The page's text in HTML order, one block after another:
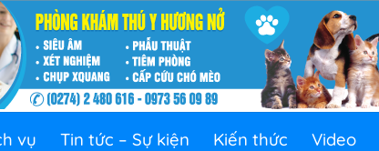
vụ Tin tức – Sự kiện Kiến thức Video